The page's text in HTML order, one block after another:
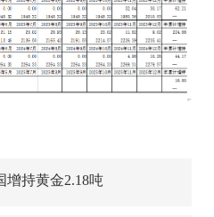
增持黄金2.18吨